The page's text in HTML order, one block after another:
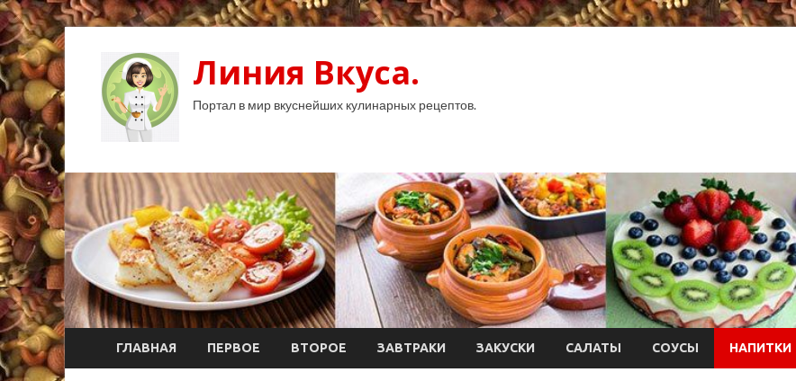
Линия Вкуса.
Портал в мир вкуснейших кулинарных рецептов.
ГЛАВНАЯ ПЕРВОЕ ВТОРОЕ ЗАВТРАКИ ЗАКУСКИ САЛАТЫ СОУСЫ НАПИТКИ